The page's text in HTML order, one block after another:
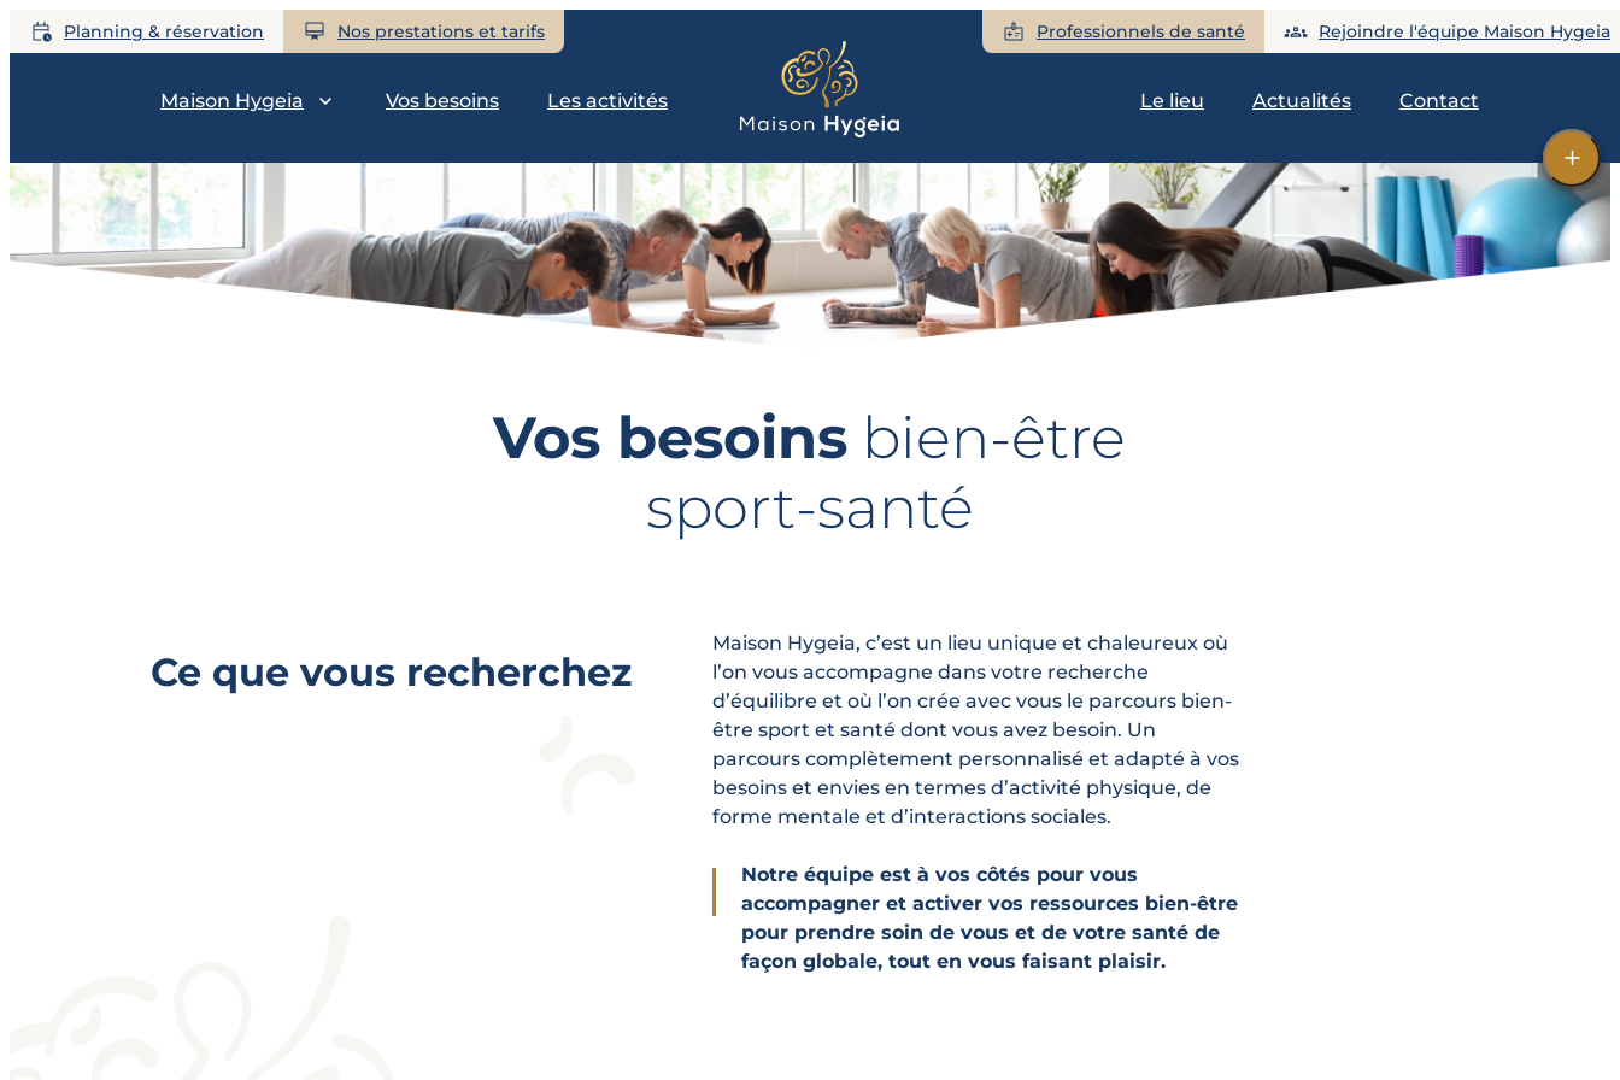
Planning & réservation Nos prestations et tarifs Professionnels de santé Rejoindre l'équipe Maison Hygeia
Maison Hygeia Vos besoins Les activités Le lieu Actualités Contact
Vos besoins bien-être
sport-santé
Ce que vous recherchez
Maison Hygeia, c’est un lieu unique et chaleureux où
l’on vous accompagne dans votre recherche
d’équilibre et où l’on crée avec vous le parcours bien-
être sport et santé dont vous avez besoin. Un
parcours complètement personnalisé et adapté à vos
besoins et envies en termes d’activité physique, de
forme mentale et d’interactions sociales.
Notre équipe est à vos côtés pour vous
accompagner et activer vos ressources bien-être
pour prendre soin de vous et de votre santé de
façon globale, tout en vous faisant plaisir.